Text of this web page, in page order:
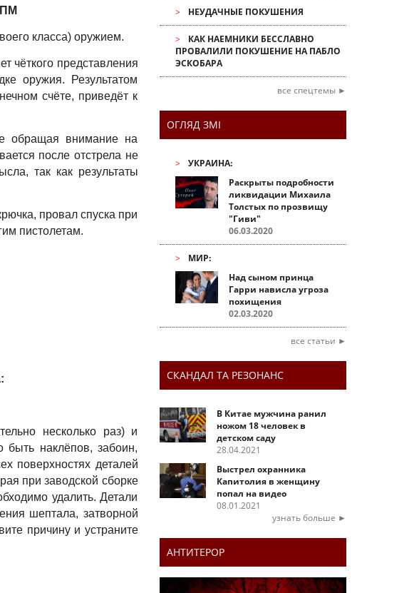
ПМ
класса) оружием.
чёткого представления
оружия. Результатом
счёте, приведёт к
обращая внимание на
после отстрела не
так как результаты
провал спуска при
пистолетам.
несколько раз) и
наклёпов, забоин,
поверхностях деталей
при заводской сборке
удалить. Детали
шептала, затворной
причину и устраните
НЕУДАЧНЫЕ ПОКУШЕНИЯ
КАК НАЕМНИКИ БЕССЛАВНО
ПРОВАЛИЛИ ПОКУШЕНИЕ НА ПАБЛО
ЭСКОБАРА
все спецтемы ►
ОГЛЯД ЗМІ
УКРАИНА:
Раскрыты подробности
ликвидации Михаила
Толстых по прозвищу
"Гиви"
06.03.2020
МИР:
Над сыном принца
Гарри нависла угроза
похищения
02.03.2020
все статьи ►
СКАНДАЛ ТА РЕЗОНАНС
В Китае мужчина ранил
ножом 18 человек в
детском саду
28.04.2021
Выстрел охранника
Капитолия в женщину
попал на видео
08.01.2021
узнать больше ►
АНТИТЕРОР